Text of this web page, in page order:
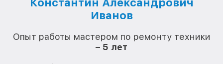
Иванов
Опыт работы мастером по ремонту техники
– 5 лет